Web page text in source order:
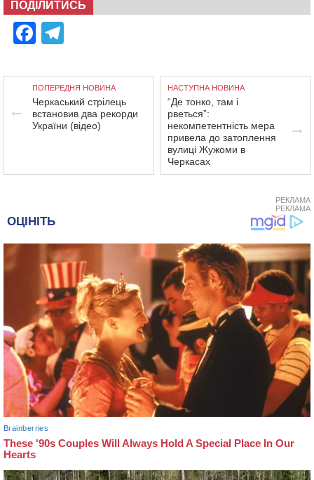
ПОДІЛИТИСЬ
Facebook
ПОПЕРЕДНЯ НОВИНА
Черкаський стрілець
встановив два рекорди
України (відео)
НАСТУПНА НОВИНА
“Де тонко, там і
рветься”:
некомпетентність мера
привела до затоплення
вулиці Жужоми в
Черкасах
РЕКЛАМА
РЕКЛАМА